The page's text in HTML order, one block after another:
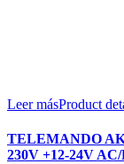
Leer másProduct
TELEMANDO
230V +12-24V